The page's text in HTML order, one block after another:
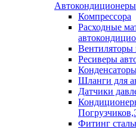
Компрессора
Расходные
Вентиляторы
Ресиверы
Шланги для
Датчики
Фитинг